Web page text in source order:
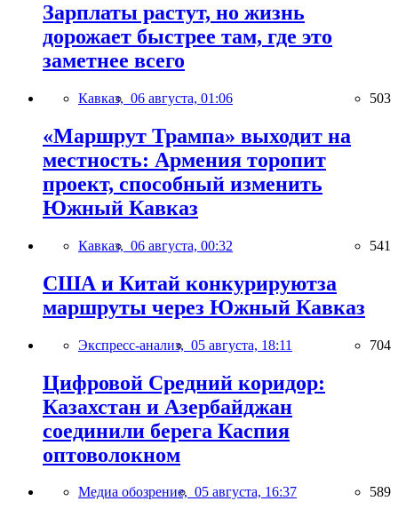
Зарплаты растут, но жизнь
дорожает быстрее там, где это
заметнее всего
Кавказ, 06 августа, 01:06 503
«Маршрут Трампа» выходит на
местность: Армения торопит
проект, способный изменить
Южный Кавказ
Кавказ, 06 августа, 00:32 541
США и Китай конкурируютза
маршруты через Южный Кавказ
Экспресс-анализ, 05 августа, 18:11 704
Цифровой Средний коридор:
Казахстан и Азербайджан
соединили берега Каспия
оптоволокном
Медиа обозрение, 05 августа, 16:37 589